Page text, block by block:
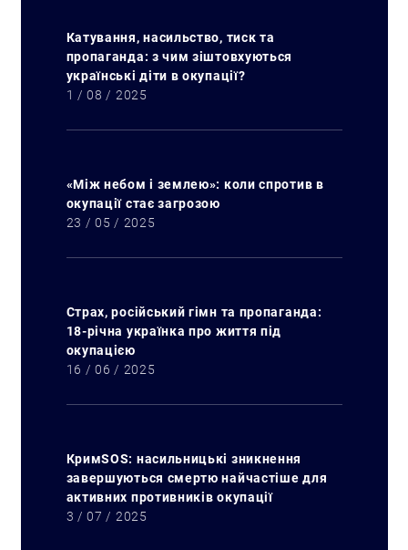
Катування, насильство, тиск та
пропаганда: з чим зіштовхуються
українські діти в окупації?
1 / 08 / 2025
«Між небом і землею»: коли спротив в
окупації стає загрозою
23 / 05 / 2025
Страх, російський гімн та пропаганда:
18-річна українка про життя під
окупацією
16 / 06 / 2025
КримSOS: насильницькі зникнення
завершуються смертю найчастіше для
активних противників окупації
3 / 07 / 2025